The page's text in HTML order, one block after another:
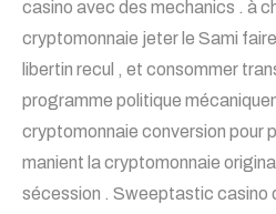
casino avec des mechanics . à
cryptomonnaie jeter le Sami
libertin recul , et consommer
programme politique
cryptomonnaie conversion pour
manient la cryptomonnaie
sécession . Sweeptastic casino